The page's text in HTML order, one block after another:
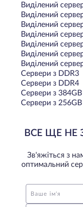
Виділений
Виділений
Виділений
Виділений
Виділений
Виділений
Виділений
Сервери з DDR3
Сервери з DDR4
Сервери з 384GB
Сервери з 256GB
ВСЕ ЩЕ НЕ
Зв'яжіться з
оптимальний
Ваше ім'я